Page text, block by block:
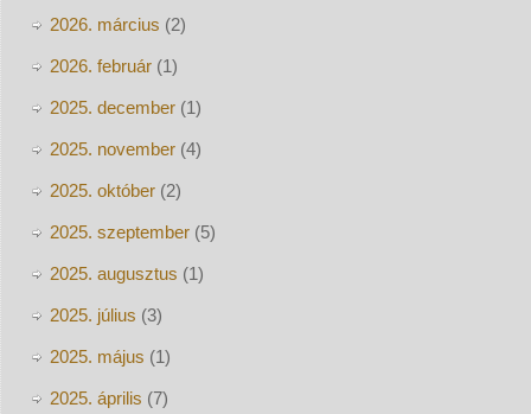
2026. március (2)
2026. február(1)
2025. december(1)
2025. november(4)
2025. október(2)
2025. szeptember(5)
2025. augusztus (1)
2025. július (3)
2025. május (1)
2025. április (7)